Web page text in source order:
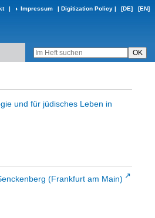
| Impressum | Digitization Policy | [DE] [EN]
und für jüdisches Leben in
(Frankfurt am Main)